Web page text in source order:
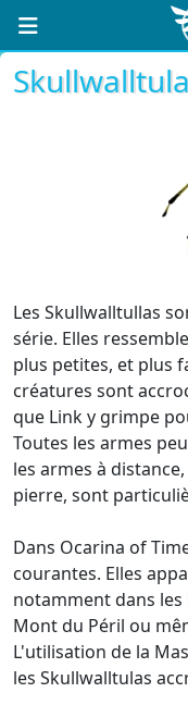
Skullwalltula
Les Skullwalltullas
série. Elles
plus petites, et plus
créatures sont
que Link y grimpe
Toutes les armes
les armes à
pierre, sont
Dans Ocarina of
courantes. Elles
notamment dans les
Mont du Péril ou
L'utilisation de la
les Skullwalltulas